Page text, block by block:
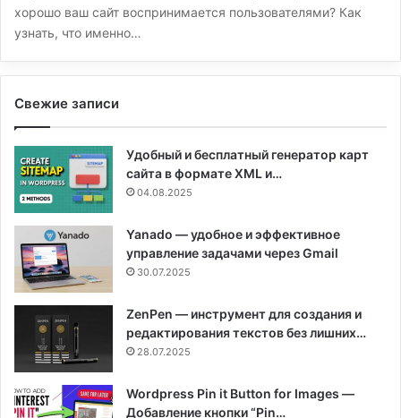
хорошо ваш сайт воспринимается пользователями? Как
узнать, что именно…
Свежие записи
Удобный и бесплатный генератор карт
сайта в формате XML и…
04.08.2025
Yanado — удобное и эффективное
управление задачами через Gmail
30.07.2025
ZenPen — инструмент для создания и
редактирования текстов без лишних…
28.07.2025
Wordpress Pin it Button for Images —
Добавление кнопки “Pin…